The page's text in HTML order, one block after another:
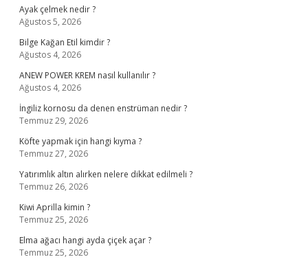
Ayak çelmek nedir ?
Ağustos 5, 2026
Bilge Kağan Etil kimdir ?
Ağustos 4, 2026
ANEW POWER KREM nasıl kullanılır ?
Ağustos 4, 2026
İngiliz kornosu da denen enstrüman nedir ?
Temmuz 29, 2026
Köfte yapmak için hangi kıyma ?
Temmuz 27, 2026
Yatırımlık altın alırken nelere dikkat edilmeli ?
Temmuz 26, 2026
Kiwi Aprilla kimin ?
Temmuz 25, 2026
Elma ağacı hangi ayda çiçek açar ?
Temmuz 25, 2026